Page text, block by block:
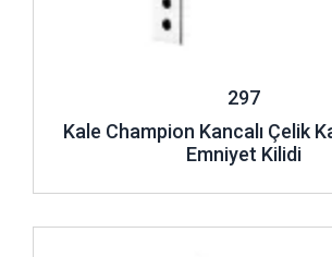
297
Kale Champion Kancalı Çelik
Emniyet Kilidi